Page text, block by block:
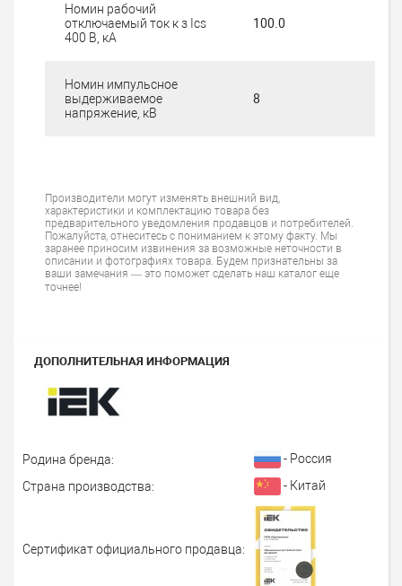
Номин рабочий
отключаемый ток к з Iсs
400 В, кА
100.0
Номин импульсное
выдерживаемое
напряжение, кВ
8
Производители могут изменять внешний вид,
характеристики и комплектацию товара без
предварительного уведомления продавцов и потребителей.
Пожалуйста, отнеситесь с пониманием к этому факту. Мы
заранее приносим извинения за возможные неточности в
описании и фотографиях товара. Будем признательны за
ваши замечания — это поможет сделать наш каталог еще
точнее!
ДОПОЛНИТЕЛЬНАЯ ИНФОРМАЦИЯ
Родина бренда:
- Россия
Страна производства:
- Китай
Сертификат официального продавца: